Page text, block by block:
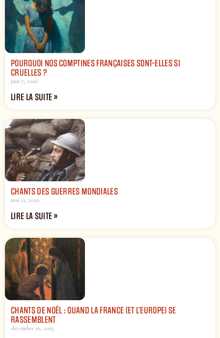
POURQUOI NOS COMPTINES FRANÇAISES SONT-ELLES SI
CRUELLES ?
juin 7, 2026
LIRE LA SUITE »
CHANTS DES GUERRES MONDIALES
mai 21, 2026
LIRE LA SUITE »
CHANTS DE NOËL : QUAND LA FRANCE (ET L’EUROPE) SE
RASSEMBLENT
décembre 16, 2025